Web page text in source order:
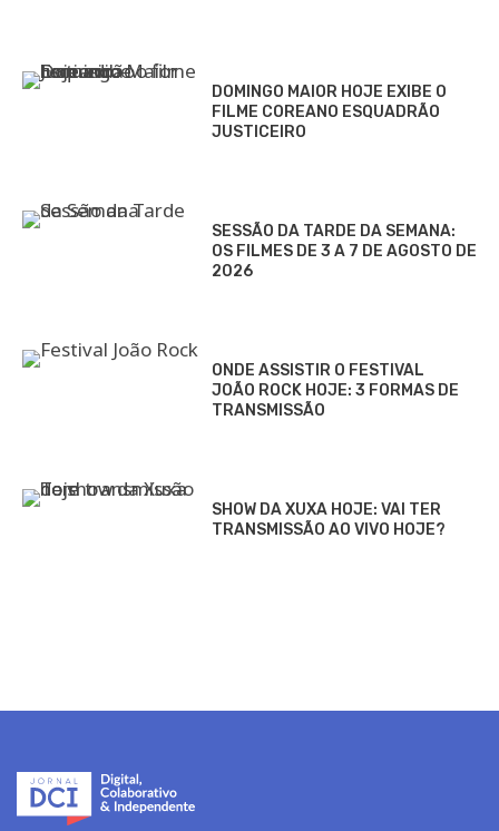
DOMINGO MAIOR HOJE EXIBE O
FILME COREANO ESQUADRÃO
JUSTICEIRO
SESSÃO DA TARDE DA SEMANA:
OS FILMES DE 3 A 7 DE AGOSTO DE
2026
ONDE ASSISTIR O FESTIVAL
JOÃO ROCK HOJE: 3 FORMAS DE
TRANSMISSÃO
SHOW DA XUXA HOJE: VAI TER
TRANSMISSÃO AO VIVO HOJE?